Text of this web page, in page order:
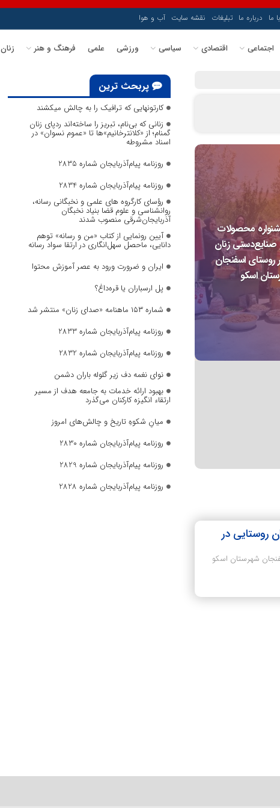
ما درباره ما تبلیغات نقشه سایت آب و هوا
اجتماعی اقتصادی سیاسی ورزشی علمی فرهنگ و هنر زنان
محصولات
زنان
روستای اسفنجان
اسکو
روستایی در
شهرستان اسکو
پربحث ترین
کارتونهایی که ترافیک را به چالش میکشند
زنانی که بی‌نام، تبریز را ساخته‌اند ردپای زنان
گمنام؛ از «کلانترخانیم»ها تا «عموم نسوان» در
اسناد مشروطه
روزنامه پیام‌آذربایجان شماره 2835
روزنامه پیام‌آذربایجان شماره 2834
رؤسای کارگروه های علمی و نخبگانی رسانه،
روانشناسی و علوم قضا بنیاد نخبگان
آذربایجان‌شرقی منصوب شدند
آیین رونمایی از کتاب «من و رسانه» توهم
دانایی، ماحصل سهل‌انگاری در ارتقا سواد رسانه
ایران و ضرورت ورود به عصر آموزش محتوا
پل ارسباران یا قره‌داغ؟
شماره ۱۵۳ ماهنامه «صدای زنان» منتشر شد
روزنامه پیام‌آذربایجان شماره 2833
روزنامه پیام‌آذربایجان شماره 2832
نوای نغمه دف زیر گلوله باران دشمن
بهبود ارائه خدمات به جامعه هدف از مسیر
ارتقاء انگیزه کارکنان می‌گذرد
میانِ شکوهِ تاریخ و چالش‌های امروز
روزنامه پیام‌آذربایجان شماره 2830
روزنامه پیام‌آذربایجان شماره 2829
روزنامه پیام‌آذربایجان شماره 2828